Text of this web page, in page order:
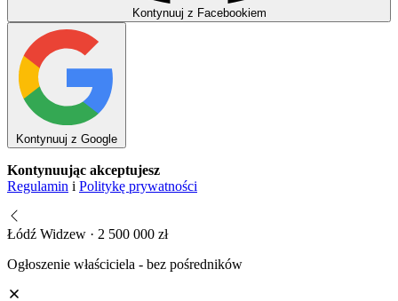
Kontynuuj z Facebookiem
Kontynuuj z Google
Kontynuując akceptujesz
Regulamin i Politykę prywatności
Łódź Widzew · 2 500 000 zł
Ogłoszenie właściciela - bez pośredników